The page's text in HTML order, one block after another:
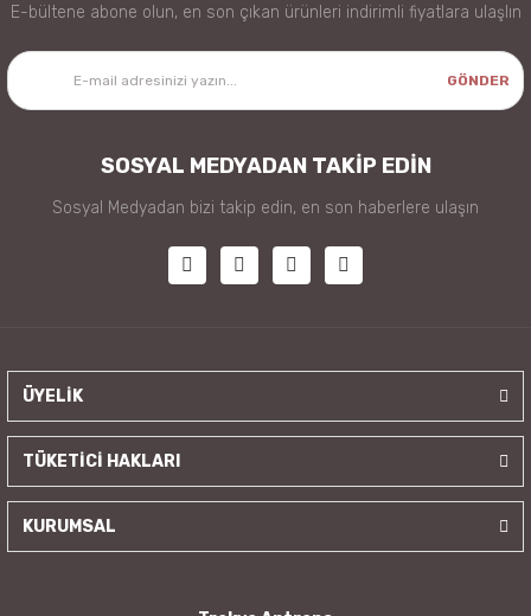
E-bültene abone olun, en son çıkan ürünleri indirimli fiyatlara ulaşlın
GÖNDER
SOSYAL MEDYADAN TAKİP EDİN
Sosyal Medyadan bizi takip edin, en son haberlere ulaşın
ÜYELİK
TÜKETİCİ HAKLARI
KURUMSAL